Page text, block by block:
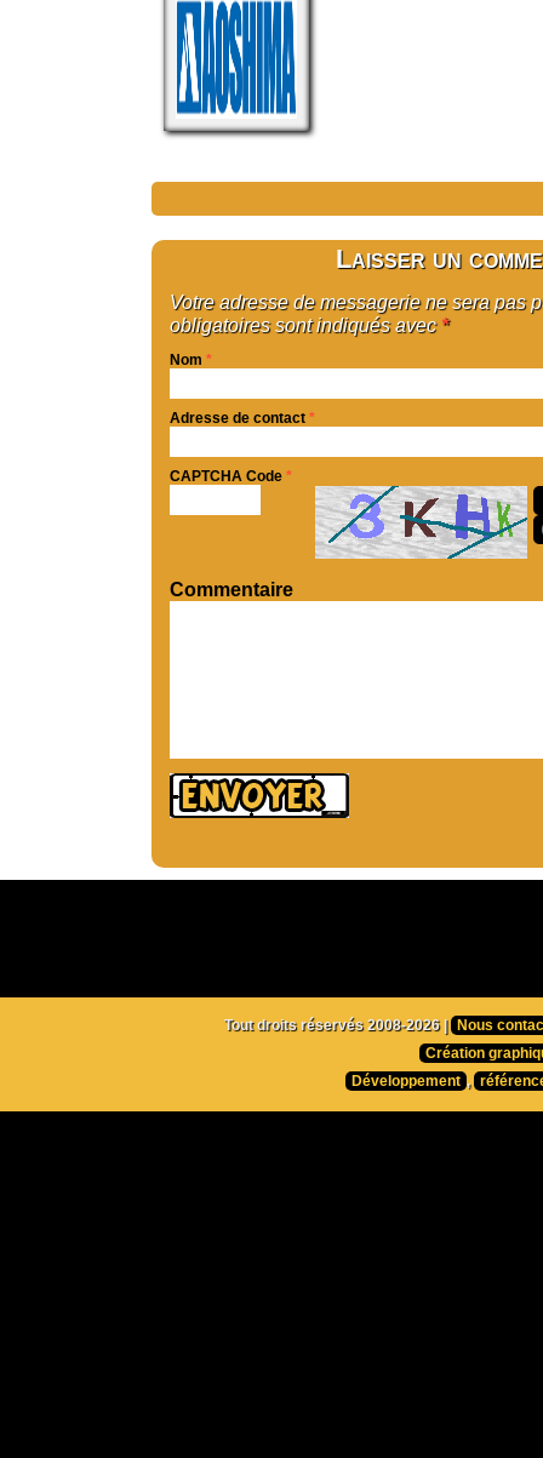
Laisser un
Votre adresse de messagerie ne sera pas
obligatoires sont indiqués avec *
Nom *
Adresse de contact *
CAPTCHA Code *
Commentaire
Tout droits réservés 2008-2026 |
Nous
Création
Développement ,